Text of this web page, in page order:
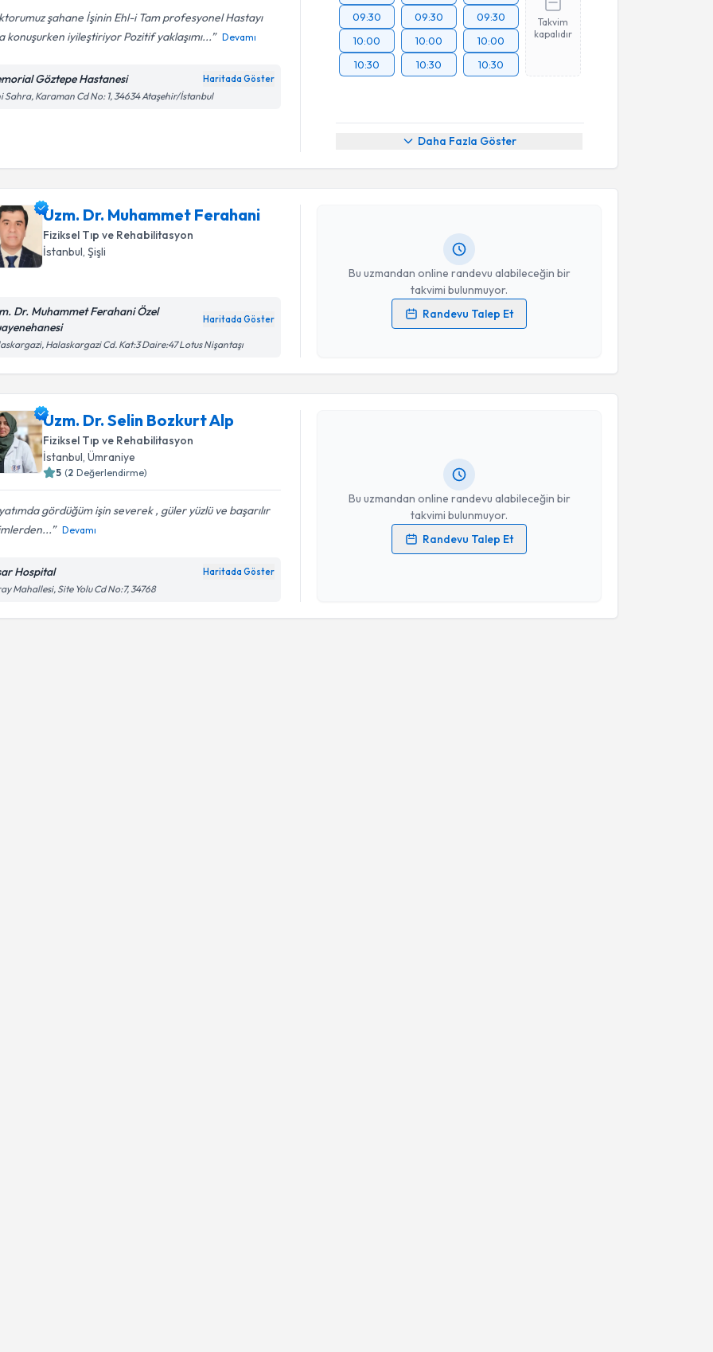
şahane İşinin Ehl-i Tam profesyonel Hastayı
konuşurken iyileştiriyor Pozitif yaklaşımı...
Devamı
Göztepe Hastanesi Haritada Göster
Sahra, Karaman Cd No: 1, 34634 Ataşehir/İstanbul
09:30
10:00
10:30
09:30
10:00
10:30
09:30
10:00
10:30
Takvim
kapalıdır
Daha Fazla Göster
Uzm. Dr. Muhammet Ferahani
Fiziksel Tıp ve Rehabilitasyon
İstanbul, Şişli
Dr. Muhammet Ferahani Özel
Haritada Göster
Halaskargazi Cd. Kat:3 Daire:47 Lotus Nişantaşı
Bu uzmandan online randevu alabileceğin bir
takvimi bulunmuyor.
Randevu Talep Et
Randevu Takvimi Talebi
Uzm. Dr. Muhammet Ferahaniiçin randevu takvimi talebi
oluşturun. Size bu uzmandan randevu almanız için bir takvim
Kişisel verilerimin işlenmesine ilişkinAydınlatma Metni
Uzm. Dr. Selin Bozkurt Alp
Fiziksel Tıp ve Rehabilitasyon
İstanbul, Ümraniye
5 (2 Değerlendirme)
gördüğüm işin severek , güler yüzlü ve başarılır
Devamı
Hospital Haritada Göster
Mahallesi, Site Yolu Cd No:7, 34768
Bu uzmandan online randevu alabileceğin bir
takvimi bulunmuyor.
Randevu Talep Et
Randevu Takvimi Talebi
Uzm. Dr. Selin Bozkurt Alp
Kişisel verilerimin işlenmesine ilişkinAydınlatma Metni